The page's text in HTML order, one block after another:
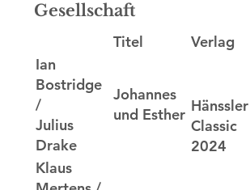
Gesellschaft
Titel
Verlag
Ian
Bostridge
/
Julius
Drake
Johannes
und Esther
Hänssler
Classic
2024
Klaus